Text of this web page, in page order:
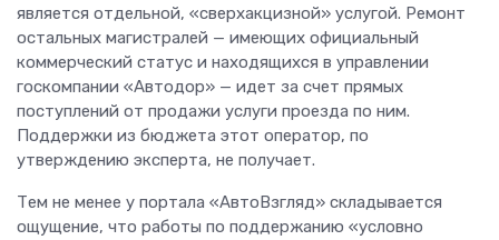
является отдельной, «сверхакцизной» услугой. Ремонт
остальных магистралей — имеющих официальный
коммерческий статус и находящихся в управлении
госкомпании «Автодор» — идет за счет прямых
поступлений от продажи услуги проезда по ним.
Поддержки из бюджета этот оператор, по
утверждению эксперта, не получает.
Тем не менее у портала «АвтоВзгляд» складывается
ощущение, что работы по поддержанию «условно